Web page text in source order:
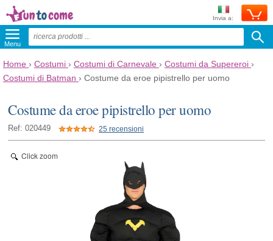
Invia a:
Menu
Home › Costumi › Costumi di Carnevale › Costumi da Supereroi ›
Costumi di Batman › Costume da eroe pipistrello per uomo
Costume da eroe pipistrello per uomo
Ref: 020449 25 recensioni
Click zoom